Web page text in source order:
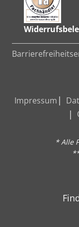
Impressum
* Alle